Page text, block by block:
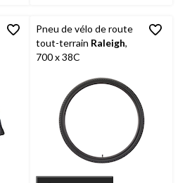
Pneu de vélo de route
tout-terrain Raleigh,
700 x 38C